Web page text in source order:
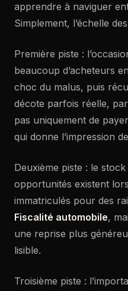
apprendre à naviguer
Simplement, l’échelle
Première piste :
beaucoup d’acheteurs
choc du malus, puis
décote parfois réelle,
pas uniquement de
qui donne l’impression
Deuxième piste : le
opportunités existent
immatriculés pour des
Fiscalité automobile,
une reprise plus
lisible.
Troisième piste :